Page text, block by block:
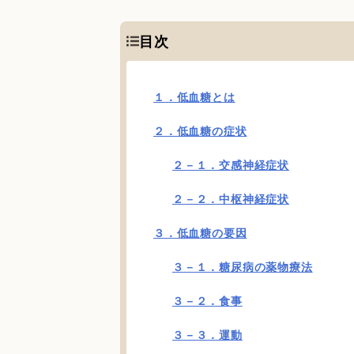
目次
１．低血糖とは
２．低血糖の症状
２－１．交感神経症状
２－２．中枢神経症状
３．低血糖の要因
３－１．糖尿病の薬物療法
３－２．食事
３－３．運動